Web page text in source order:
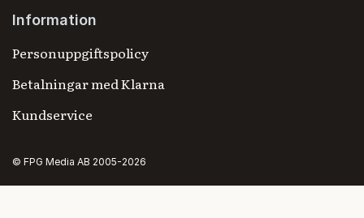
Information
Personuppgiftspolicy
Betalningar med Klarna
Kundservice
© FPG Media AB 2005-2026